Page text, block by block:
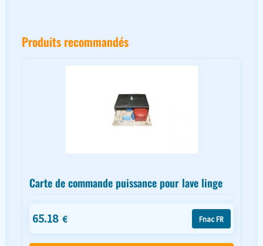
Produits recommandés
Carte de commande puissance pour lave linge
65.18 € Fnac FR